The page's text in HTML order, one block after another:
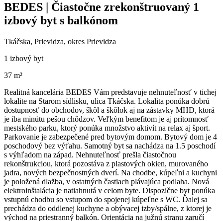
BEDES | Čiastočne zrekonštruovaný 1
izbový byt s balkónom
Tkáčska, Prievidza, okres Prievidza
1 izbový byt
37 m²
Realitná kancelária BEDES Vám predstavuje nehnuteľnosť v tichej
lokalite na Starom sídlisku, ulica Tkáčska. Lokalita ponúka dobrú
dostupnosť do obchodov, škôl a škôlok aj na zástavky MHD, ktorá
je iba minútu pešou chôdzov. Veľkým benefitom je aj prítomnosť
mestského parku, ktorý ponúka množstvo aktivít na relax aj šport.
Parkovanie je zabezpečené pred bytovým domom. Bytový dom je 4
poschodový bez výťahu. Samotný byt sa nachádza na 1.5 poschodí
s výhľadom na západ. Nehnuteľnosť prešla čiastočnou
rekonštrukciou, ktorá pozostáva z plastových okien, murovaného
jadra, nových bezpečnostných dverí. Na chodbe, kúpeľni a kuchyni
je položená dlažba, v ostatných častiach plávajúca podlaha. Nová
elektroinštalácia je natiahnutá v celom byte. Dispozične byt ponúka
vstupnú chodbu so vstupom do spojenej kúpeľne s WC. Ďalej sa
prechádza do oddlenej kuchyne a obývacej izby/spálne, z ktorej je
východ na priestranný balkón. Orientácia na južnú stranu zaručí